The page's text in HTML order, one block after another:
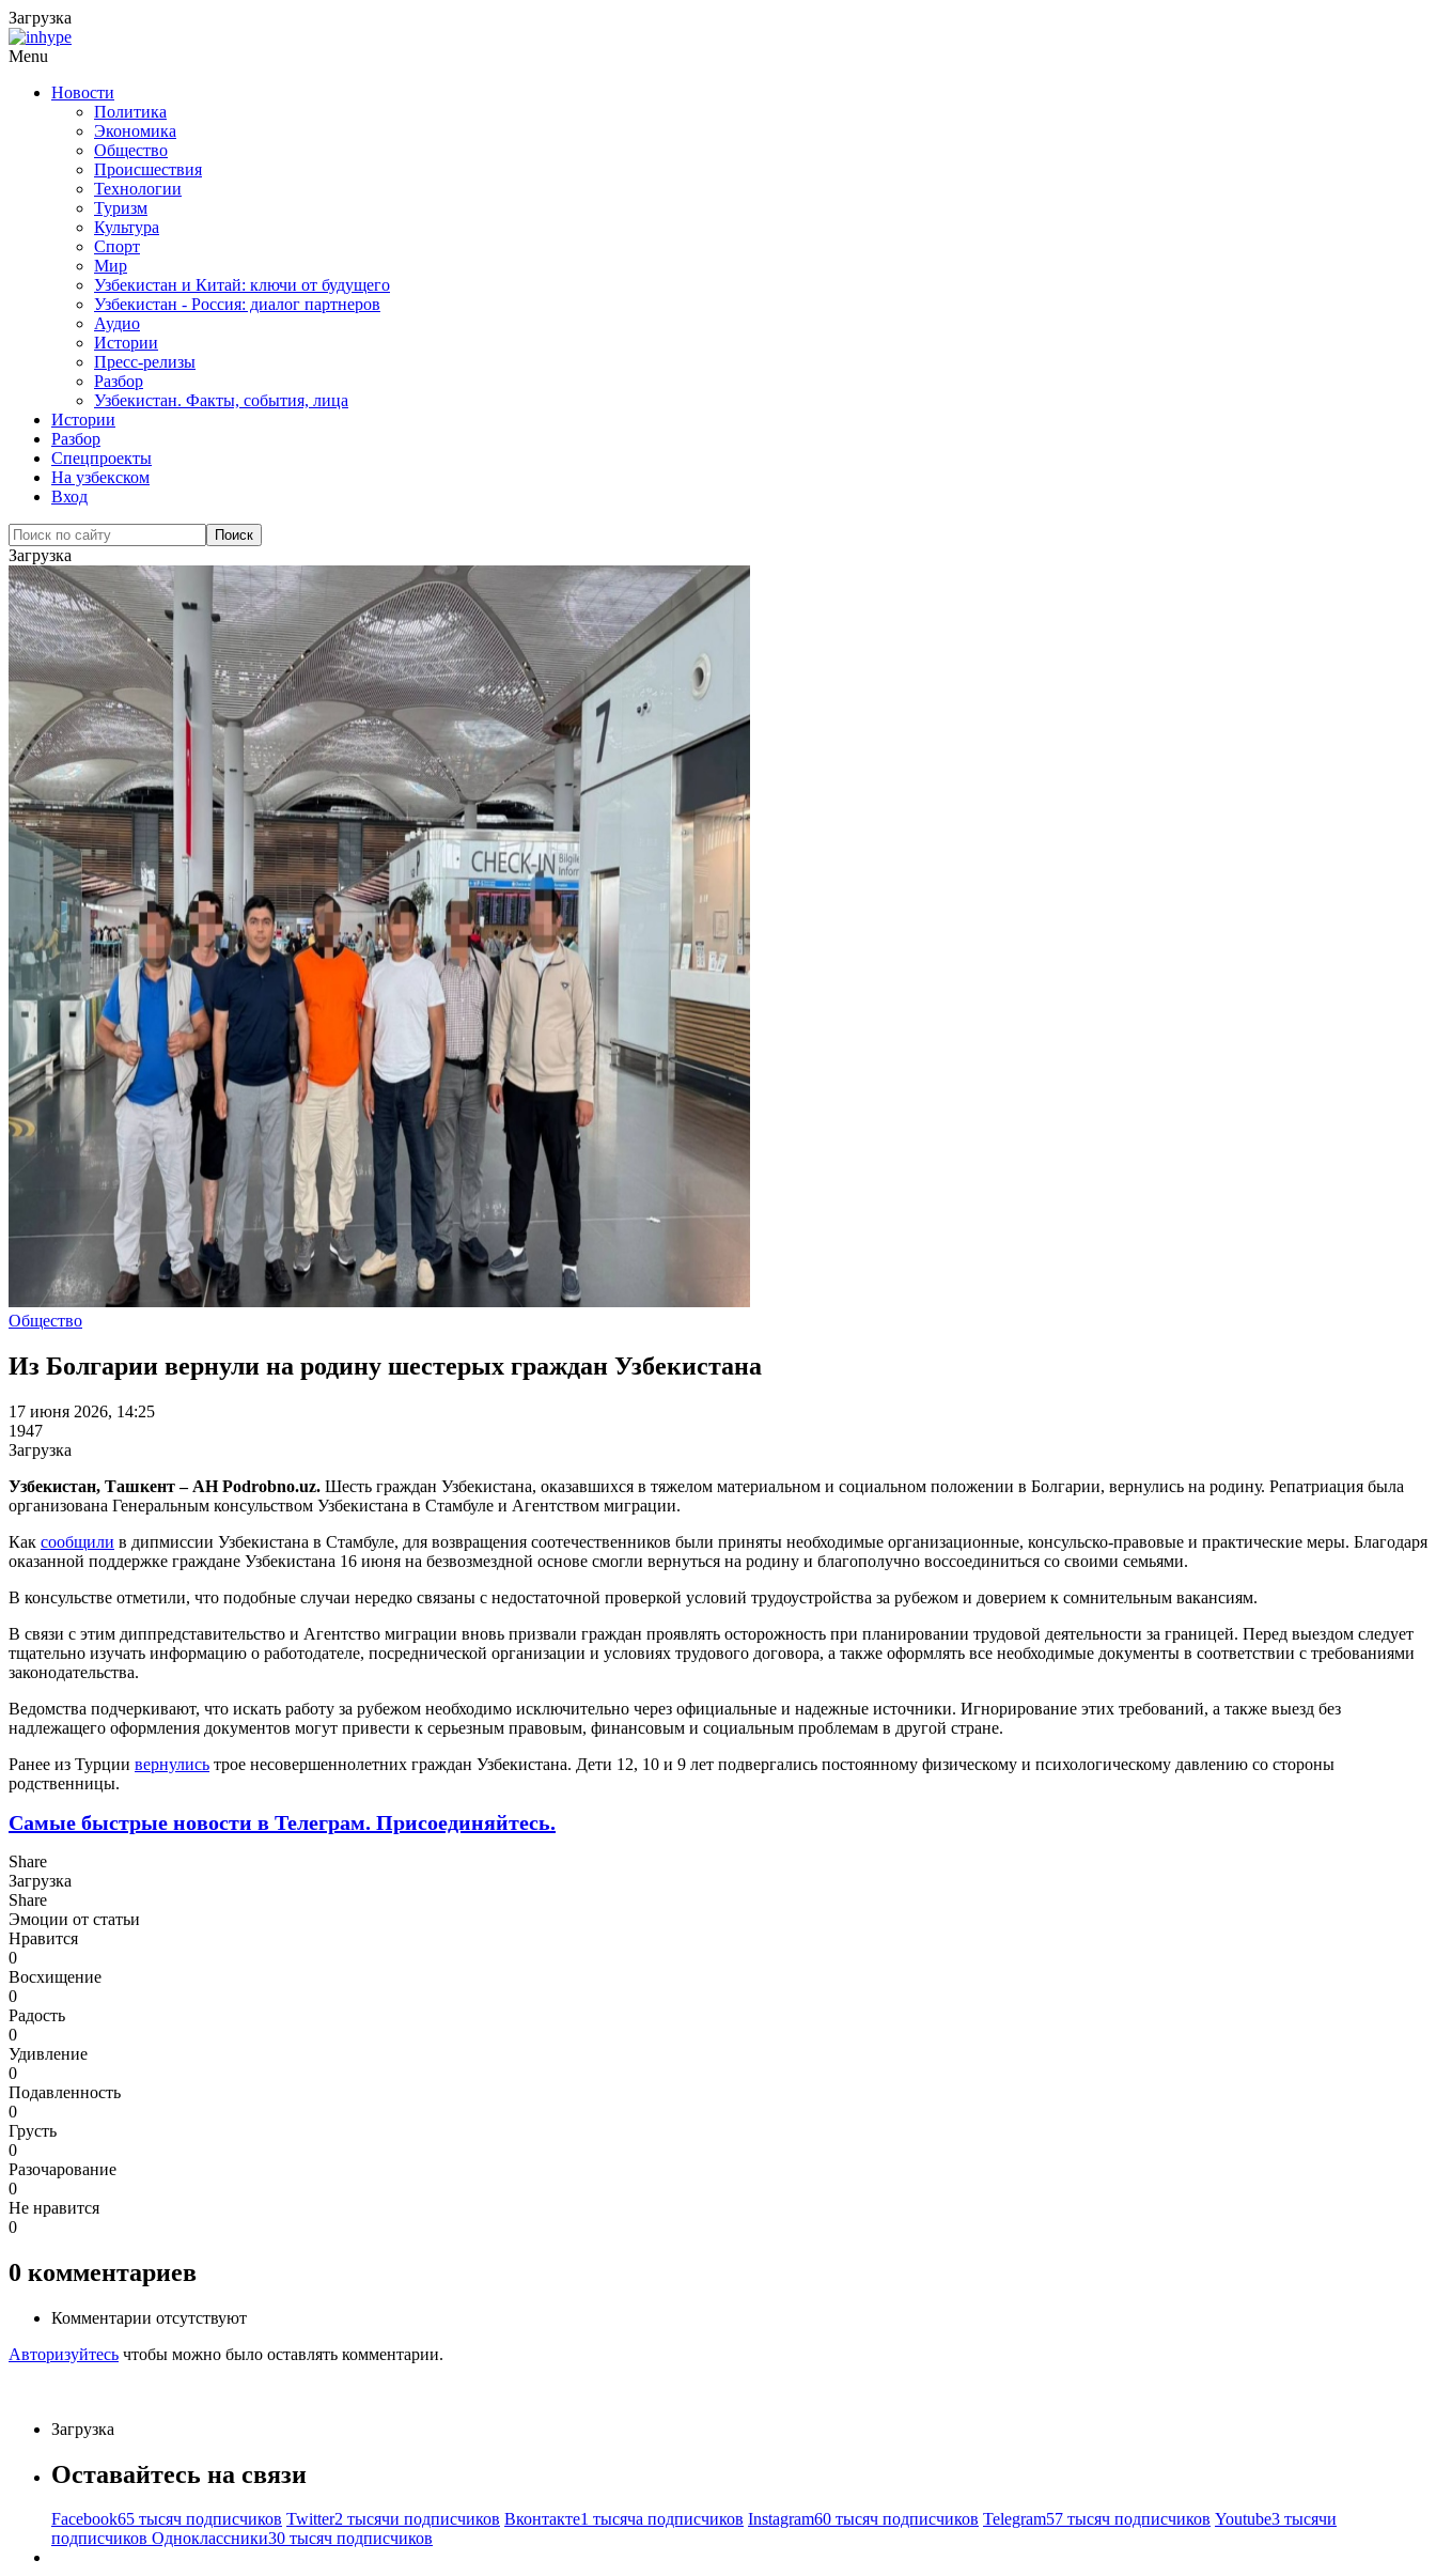
Загрузка
Menu
Новости
Политика
Экономика
Общество
Происшествия
Технологии
Туризм
Культура
Спорт
Мир
Узбекистан и Китай: ключи от будущего
Узбекистан - Россия: диалог партнеров
Аудио
Истории
Пресс-релизы
Разбор
Узбекистан. Факты, события, лица
Истории
Разбор
Спецпроекты
На узбекском
Вход
Загрузка
Общество
Из Болгарии вернули на родину шестерых граждан Узбекистана
17 июня 2026, 14:25
1947
Загрузка
Узбекистан, Ташкент – АН Podrobno.uz. Шесть граждан Узбекистана, оказавшихся в тяжелом материальном и социальном положении в Болгарии, вернулись на родину. Репатриация была
организована Генеральным консульством Узбекистана в Стамбуле и Агентством миграции.
Как сообщили в дипмиссии Узбекистана в Стамбуле, для возвращения соотечественников были приняты необходимые организационные, консульско-правовые и практические меры. Благодаря
оказанной поддержке граждане Узбекистана 16 июня на безвозмездной основе смогли вернуться на родину и благополучно воссоединиться со своими семьями.
В консульстве отметили, что подобные случаи нередко связаны с недостаточной проверкой условий трудоустройства за рубежом и доверием к сомнительным вакансиям.
В связи с этим диппредставительство и Агентство миграции вновь призвали граждан проявлять осторожность при планировании трудовой деятельности за границей. Перед выездом следует
тщательно изучать информацию о работодателе, посреднической организации и условиях трудового договора, а также оформлять все необходимые документы в соответствии с требованиями
законодательства.
Ведомства подчеркивают, что искать работу за рубежом необходимо исключительно через официальные и надежные источники. Игнорирование этих требований, а также выезд без
надлежащего оформления документов могут привести к серьезным правовым, финансовым и социальным проблемам в другой стране.
Ранее из Турции вернулись трое несовершеннолетних граждан Узбекистана. Дети 12, 10 и 9 лет подвергались постоянному физическому и психологическому давлению со стороны
родственницы.
Самые быстрые новости в Телеграм. Присоединяйтесь.
Share
Загрузка
Share
Эмоции от статьи
Нравится
0
Восхищение
0
Радость
0
Удивление
0
Подавленность
0
Грусть
0
Разочарование
0
Не нравится
0
0 комментариев
Комментарии отсутствуют
Авторизуйтесь чтобы можно было оставлять комментарии.
Загрузка
Оставайтесь на связи
Facebook65 тысяч подписчиков Twitter2 тысячи подписчиков Вконтакте1 тысяча подписчиков Instagram60 тысяч подписчиков Telegram57 тысяч подписчиков Youtube3 тысячи
подписчиков Одноклассники30 тысяч подписчиков